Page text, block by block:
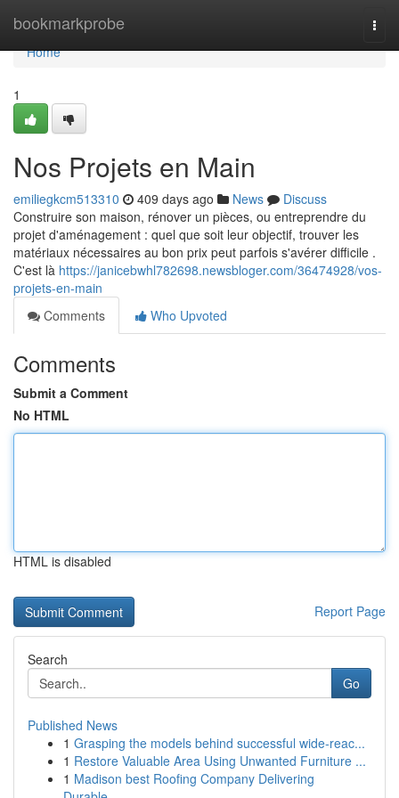
bookmarkprobe
Home
Home
1
Nos Projets en Main
emiliegkcm513310 409 days ago News
Discuss
Construire son maison, rénover un pièces, ou entreprendre du
projet d'aménagement : quel que soit leur objectif, trouver les
matériaux nécessaires au bon prix peut parfois s'avérer difficile .
C'est là https://janicebwhl782698.newsbloger.com/36474928/vos-
projets-en-main
Comments
Who Upvoted
Comments
Submit a Comment
No HTML
HTML is disabled
Report Page
Search
Go
Published News
1 Grasping the models behind successful wide-reac...
1 Restore Valuable Area Using Unwanted Furniture ...
1 Madison best Roofing Company Delivering